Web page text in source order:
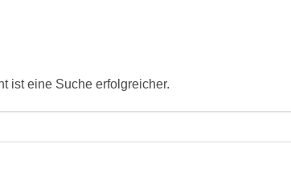
ist eine Suche erfolgreicher.